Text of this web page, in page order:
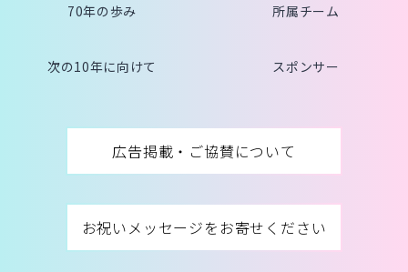
70年の歩み 所属チーム
次の10年に向けて スポンサー
広告掲載・ご協賛について
お祝いメッセージをお寄せください